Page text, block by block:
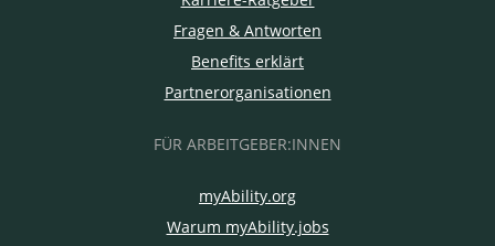
Fragen & Antworten
Benefits erklärt
Partnerorganisationen
FÜR ARBEITGEBER:INNEN
myAbility.org
Warum myAbility.jobs